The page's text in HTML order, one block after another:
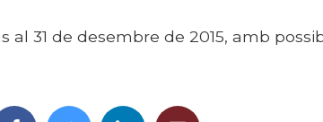
al 31 de desembre de 2015, amb